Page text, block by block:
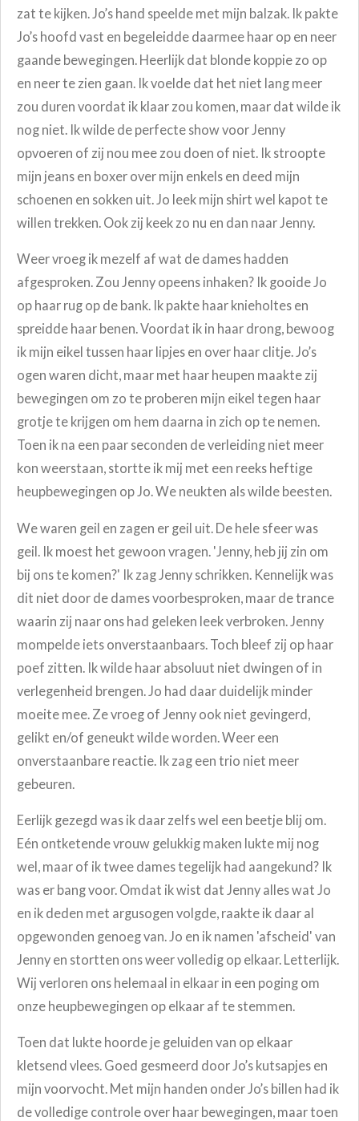
zat te kijken. Jo’s hand speelde met mijn balzak. Ik pakte
Jo’s hoofd vast en begeleidde daarmee haar op en neer
gaande bewegingen. Heerlijk dat blonde koppie zo op
en neer te zien gaan. Ik voelde dat het niet lang meer
zou duren voordat ik klaar zou komen, maar dat wilde ik
nog niet. Ik wilde de perfecte show voor Jenny
opvoeren of zij nou mee zou doen of niet. Ik stroopte
mijn jeans en boxer over mijn enkels en deed mijn
schoenen en sokken uit. Jo leek mijn shirt wel kapot te
willen trekken. Ook zij keek zo nu en dan naar Jenny.
Weer vroeg ik mezelf af wat de dames hadden
afgesproken. Zou Jenny opeens inhaken? Ik gooide Jo
op haar rug op de bank. Ik pakte haar knieholtes en
spreidde haar benen. Voordat ik in haar drong, bewoog
ik mijn eikel tussen haar lipjes en over haar clitje. Jo’s
ogen waren dicht, maar met haar heupen maakte zij
bewegingen om zo te proberen mijn eikel tegen haar
grotje te krijgen om hem daarna in zich op te nemen.
Toen ik na een paar seconden de verleiding niet meer
kon weerstaan, stortte ik mij met een reeks heftige
heupbewegingen op Jo. We neukten als wilde beesten.
We waren geil en zagen er geil uit. De hele sfeer was
geil. Ik moest het gewoon vragen. 'Jenny, heb jij zin om
bij ons te komen?' Ik zag Jenny schrikken. Kennelijk was
dit niet door de dames voorbesproken, maar de trance
waarin zij naar ons had geleken leek verbroken. Jenny
mompelde iets onverstaanbaars. Toch bleef zij op haar
poef zitten. Ik wilde haar absoluut niet dwingen of in
verlegenheid brengen. Jo had daar duidelijk minder
moeite mee. Ze vroeg of Jenny ook niet gevingerd,
gelikt en/of geneukt wilde worden. Weer een
onverstaanbare reactie. Ik zag een trio niet meer
gebeuren.
Eerlijk gezegd was ik daar zelfs wel een beetje blij om.
Eén ontketende vrouw gelukkig maken lukte mij nog
wel, maar of ik twee dames tegelijk had aangekund? Ik
was er bang voor. Omdat ik wist dat Jenny alles wat Jo
en ik deden met argusogen volgde, raakte ik daar al
opgewonden genoeg van. Jo en ik namen 'afscheid' van
Jenny en stortten ons weer volledig op elkaar. Letterlijk.
Wij verloren ons helemaal in elkaar in een poging om
onze heupbewegingen op elkaar af te stemmen.
Toen dat lukte hoorde je geluiden van op elkaar
kletsend vlees. Goed gesmeerd door Jo’s kutsapjes en
mijn voorvocht. Met mijn handen onder Jo’s billen had ik
de volledige controle over haar bewegingen, maar toen